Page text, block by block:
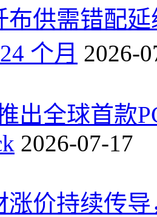
布供需错配
个月 2026-
推出全球首款
2026-07-17
涨价持续传